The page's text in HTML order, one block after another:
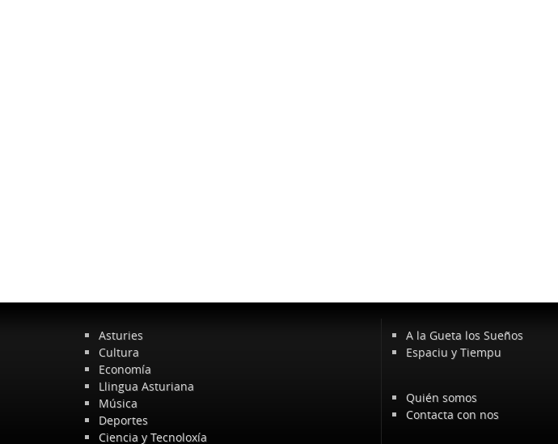
Asturies
Cultura
Economía
Llingua Asturiana
Música
Deportes
Ciencia y Tecnoloxía
A la Gueta los Sueños
Espaciu y Tiempu
Quién somos
Contacta con nos